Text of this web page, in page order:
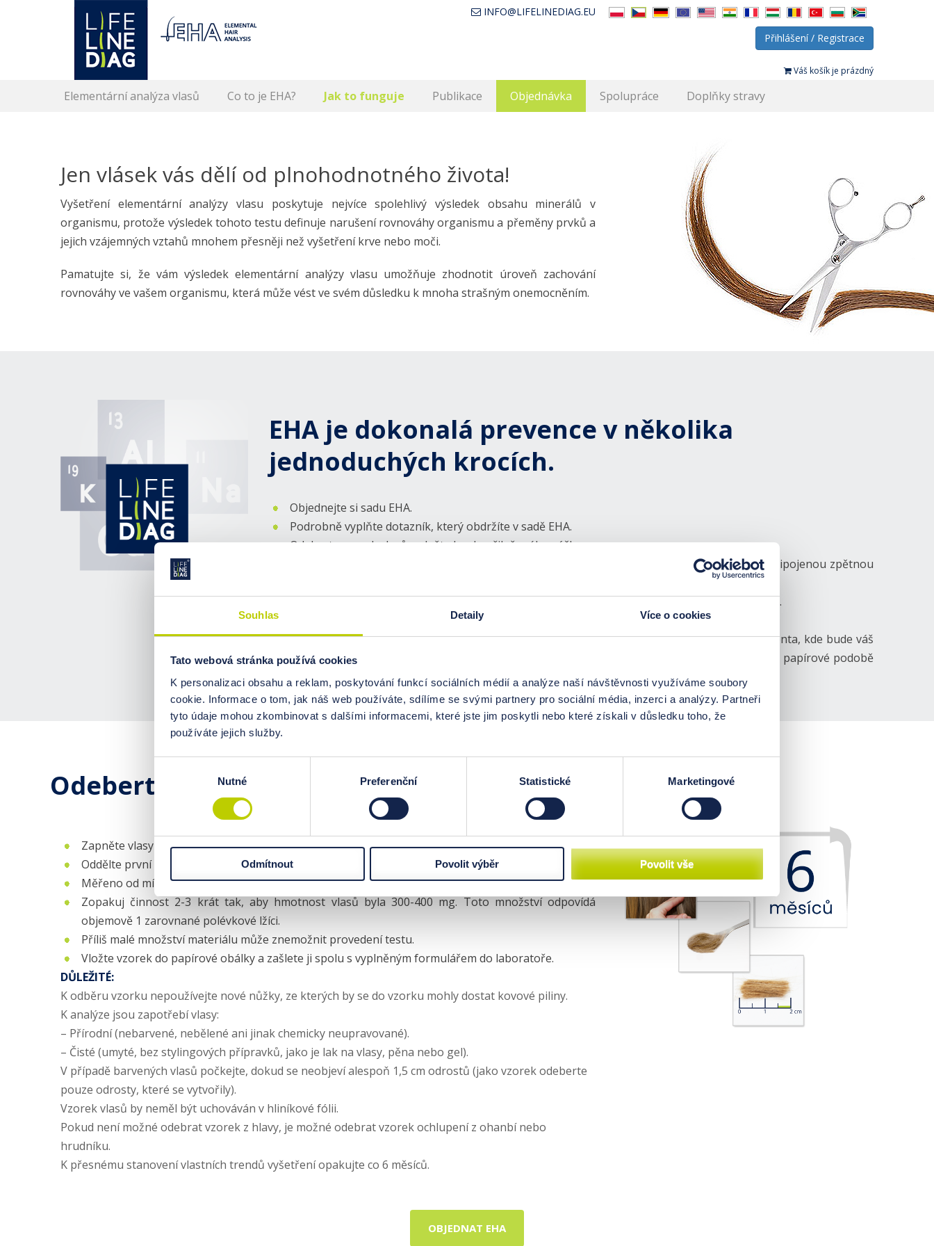
Souhlas Detaily Více o cookies
Tato webová stránka používá cookies
K personalizaci obsahu a reklam, poskytování funkcí sociálních médií a analýze naší návštěvnosti využíváme soubory
cookie. Informace o tom, jak náš web používáte, sdílíme se svými partnery pro sociální média, inzerci a analýzy. Partneři
tyto údaje mohou zkombinovat s dalšími informacemi, které jste jim poskytli nebo které získali v důsledku toho, že
používáte jejich služby.
souhlasu
Nutné Preferenční Statistické Marketingové
Odmítnout Povolit výběr Povolit vše
Lifelinediag
Elemental Hair Analysis
INFO@LIFELINEDIAG.EU
Přihlášení / Registrace
Váš košík je prázdný
Secondary Menu
SkipElementární analýza vlasů Co to je EHA? Jak to funguje Publikace Objednávka Spolupráce Doplňky stravy
Jen vlásek vás dělí od plnohodnotného života!
Vyšetření elementární analýzy vlasu poskytuje nejvíce spolehlivý výsledek obsahu minerálů v
organismu, protože výsledek tohoto testu definuje narušení rovnováhy organismu a přeměny prvků a
jejich vzájemných vztahů mnohem přesněji než vyšetření krve nebo moči.
Pamatujte si, že vám výsledek elementární analýzy vlasu umožňuje zhodnotit úroveň zachování
rovnováhy ve vašem organismu, která může vést ve svém důsledku k mnoha strašným onemocněním.
EHA je dokonalá prevence v několika
jednoduchých krocích.
Objednejte si sadu EHA.
Podrobně vyplňte dotazník, který obdržíte v sadě EHA.
Odeberte vzorek vlasů a vložte ho do přiloženého sáčku.
Odebraný vzorek spolu s vyplněným dotazníkem odešlete do laboratoře, použijte k tomu připojenou zpětnou
Na v dotazníku uvedenou e-mailovou adresu obdržíte potvrzení o tom, že vzorek vlasů dorazil.
Na výsledek se čeká maximálně dva týdny.
Jakmile bude výsledek EHA připraven, obdržíte e-mail s pokyny, jak zaregistrovat Panel Pacienta, kde bude váš
výsledek EHA k dispozici. Pokud jste si objednali tištěnou verzi, obdržíte výsledek EHA také v papírové podobě
na v dotazníku uvedenou kontaktní adresu.
Odeberte vzorek vlasů – je to tak jednoduché!
Zapněte vlasy v horní části hlavy.
Oddělte první pramínek a odstřihněte ho ostrými nůžtičkami těsně u pokožky.
Měřeno od místa ustřižení, od hlavy, oddělte 1,5-2 cm pramene, zbytek zahoďte.
Zopakuj činnost 2-3 krát tak, aby hmotnost vlasů byla 300-400 mg. Toto množství odpovídá
objemově 1 zarovnané polévkové lžíci.
Příliš malé množství materiálu může znemožnit provedení testu.
Vložte vzorek do papírové obálky a zašlete ji spolu s vyplněným formulářem do laboratoře.
DŮLEŽITÉ:
K odběru vzorku nepoužívejte nové nůžky, ze kterých by se do vzorku mohly dostat kovové piliny.
K analýze jsou zapotřebí vlasy:
– Přírodní (nebarvené, nebělené ani jinak chemicky neupravované).
– Čisté (umyté, bez stylingových přípravků, jako je lak na vlasy, pěna nebo gel).
V případě barvených vlasů počkejte, dokud se neobjeví alespoň 1,5 cm odrostů (jako vzorek odeberte
pouze odrosty, které se vytvořily).
Vzorek vlasů by neměl být uchováván v hliníkové fólii.
Pokud není možné odebrat vzorek z hlavy, je možné odebrat vzorek ochlupení z ohanbí nebo
hrudníku.
K přesnému stanovení vlastních trendů vyšetření opakujte co 6 měsíců.
OBJEDNAT EHA